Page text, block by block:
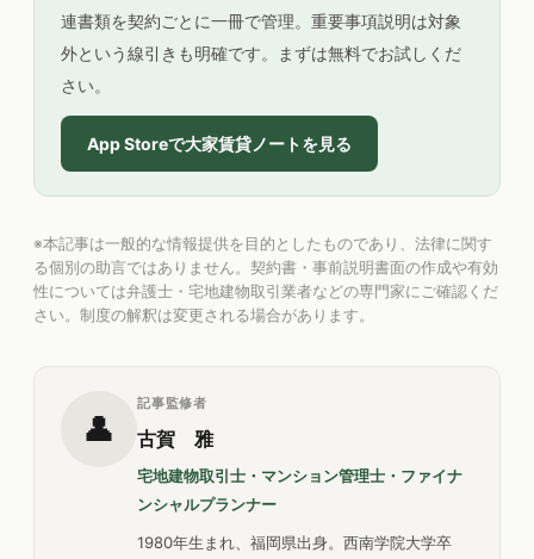
連書類を契約ごとに一冊で管理。重要事項説明は対象
外という線引きも明確です。まずは無料でお試しくだ
さい。
App Storeで大家賃貸ノートを見る
※本記事は一般的な情報提供を目的としたものであり、法律に関す
る個別の助言ではありません。契約書・事前説明書面の作成や有効
性については弁護士・宅地建物取引業者などの専門家にご確認くだ
さい。制度の解釈は変更される場合があります。
👤
記事監修者
古賀 雅
宅地建物取引士・マンション管理士・ファイナ
ンシャルプランナー
1980年生まれ、福岡県出身。西南学院大学卒